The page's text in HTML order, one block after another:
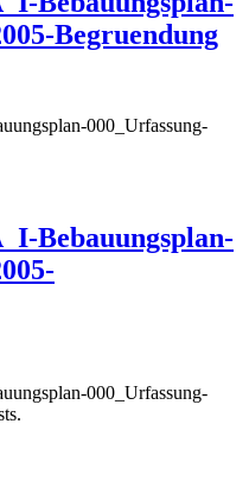
Begruendung
000_Urfassung-
Bebauungsplan-
000_Urfassung-